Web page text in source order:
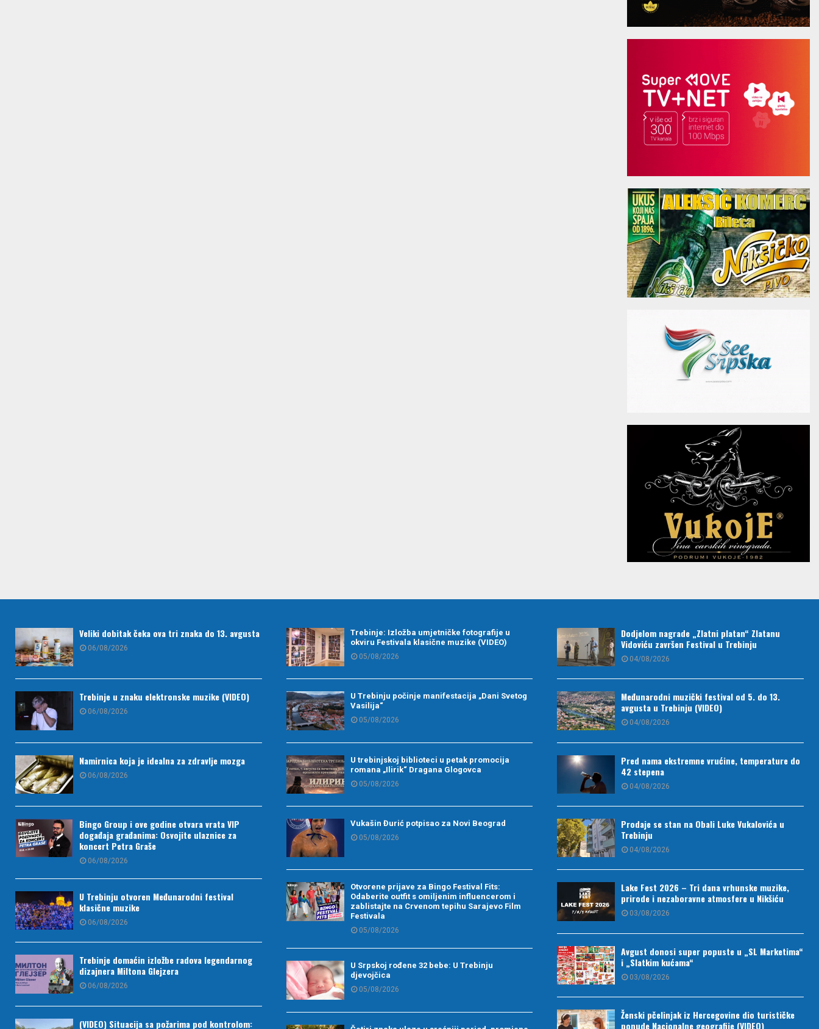
Veliki dobitak čeka ova tri znaka do 13. avgusta
06/08/2026
Trebinje u znaku elektronske muzike (VIDEO)
06/08/2026
Namirnica koja je idealna za zdravlje mozga
06/08/2026
Bingo Group i ove godine otvara vrata VIP
događaja građanima: Osvojite ulaznice za
koncert Petra Graše
06/08/2026
U Trebinju otvoren Međunarodni festival
klasične muzike
06/08/2026
Trebinje domaćin izložbe radova legendarnog
dizajnera Miltona Glejzera
06/08/2026
(VIDEO) Situacija sa požarima pod kontrolom:
Trebinje: Izložba umjetničke fotografije u
okviru Festivala klasične muzike (VIDEO)
05/08/2026
U Trebinju počinje manifestacija „Dani Svetog
Vasilija“
05/08/2026
U trebinjskoj biblioteci u petak promocija
romana „Ilirik“ Dragana Glogovca
05/08/2026
Vukašin Đurić potpisao za Novi Beograd
05/08/2026
Otvorene prijave za Bingo Festival Fits:
Odaberite outfit s omiljenim influencerom i
zablistajte na Crvenom tepihu Sarajevo Film
Festivala
05/08/2026
U Srpskoj rođene 32 bebe: U Trebinju
djevojčica
05/08/2026
Dodjelom nagrade „Zlatni platan“ Zlatanu
Vidoviću završen Festival u Trebinju
04/08/2026
Međunarodni muzički festival od 5. do 13.
avgusta u Trebinju (VIDEO)
04/08/2026
Pred nama ekstremne vrućine, temperature do
42 stepena
04/08/2026
Prodaje se stan na Obali Luke Vukalovića u
Trebinju
04/08/2026
Lake Fest 2026 – Tri dana vrhunske muzike,
prirode i nezaboravne atmosfere u Nikšiću
03/08/2026
Avgust donosi super popuste u „SL Marketima“
i „Slatkim kućama“
03/08/2026
Ženski pčelinjak iz Hercegovine dio turističke
ponude Nacionalne geografije (VIDEO)